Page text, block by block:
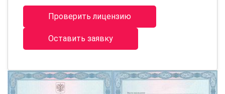
Проверить лицензию
Оставить заявку